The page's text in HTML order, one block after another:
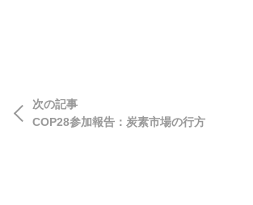
次の記事
COP28参加報告：炭素市場の行方